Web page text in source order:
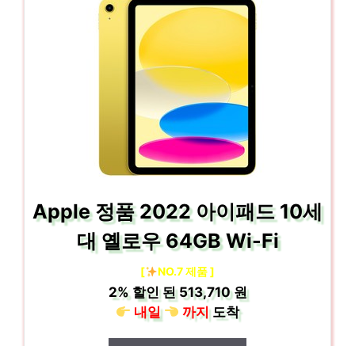
Apple 정품 2022 아이패드 10세
대 옐로우 64GB Wi-Fi
[ NO.7 제품 ]
2%할인 된513,710 원
내일
까지도착